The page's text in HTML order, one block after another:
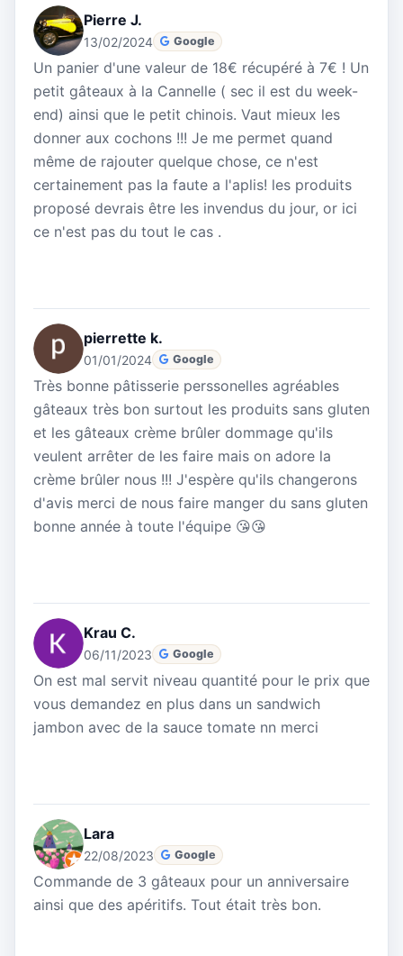
Pierre J.
13/02/2024 Google
Un panier d'une valeur de 18€ récupéré à 7€ ! Un
petit gâteaux à la Cannelle ( sec il est du week-
end) ainsi que le petit chinois. Vaut mieux les
donner aux cochons !!! Je me permet quand
même de rajouter quelque chose, ce n'est
certainement pas la faute a l'aplis! les produits
proposé devrais être les invendus du jour, or ici
ce n'est pas du tout le cas .
pierrette k.
01/01/2024 Google
Très bonne pâtisserie perssonelles agréables
gâteaux très bon surtout les produits sans gluten
et les gâteaux crème brûler dommage qu'ils
veulent arrêter de les faire mais on adore la
crème brûler nous !!! J'espère qu'ils changerons
d'avis merci de nous faire manger du sans gluten
bonne année à toute l'équipe 😘😘
Krau C.
06/11/2023 Google
On est mal servit niveau quantité pour le prix que
vous demandez en plus dans un sandwich
jambon avec de la sauce tomate nn merci
Lara
22/08/2023 Google
Commande de 3 gâteaux pour un anniversaire
ainsi que des apéritifs. Tout était très bon.